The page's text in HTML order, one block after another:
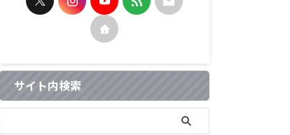
サイト内検索